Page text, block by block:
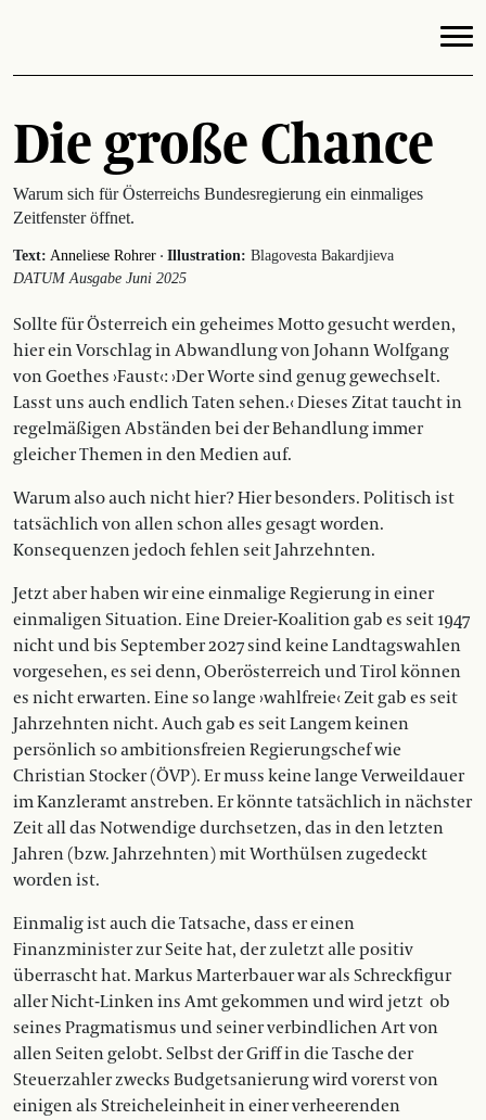
Die große Chance
Warum sich für Österreichs Bundesregierung ein einmaliges
Zeitfenster öffnet.
Text: Anneliese Rohrer · Illustration: Blagovesta Bakardjieva
DATUM Ausgabe Juni 2025
Sollte für Österreich ein geheimes Motto gesucht werden,
hier ein Vorschlag in Abwandlung von Johann Wolfgang
von Goethes ›Faust‹: ›Der Worte sind genug gewechselt.
Lasst uns auch endlich Taten sehen.‹ Dieses Zitat taucht in
regelmäßigen Abständen bei der Behandlung immer
gleicher Themen in den Medien auf.
Warum also auch nicht hier? Hier besonders. Politisch ist
tatsächlich von allen schon alles gesagt worden.
Konsequenzen jedoch fehlen seit Jahrzehnten.
Jetzt aber haben wir eine einmalige Regierung in einer
einmaligen Situation. Eine Dreier-Koalition gab es seit 1947
nicht und bis September 2027 sind keine Landtagswahlen
vorgesehen, es sei denn, Oberösterreich und Tirol können
es nicht erwarten. Eine so lange ›wahlfreie‹ Zeit gab es seit
Jahrzehnten nicht. Auch gab es seit Langem keinen
persönlich so ambitionsfreien Regierungschef wie
Christian Stocker (ÖVP). Er muss keine lange Verweildauer
im Kanzleramt anstreben. Er könnte tatsächlich in nächster
Zeit all das Notwendige durchsetzen, das in den letzten
Jahren (bzw. Jahrzehnten) mit Worthülsen zugedeckt
worden ist.
Einmalig ist auch die Tatsache, dass er einen
Finanzminister zur Seite hat, der zuletzt alle positiv
überrascht hat. Markus Marterbauer war als Schreckfigur
aller Nicht-Linken ins Amt gekommen und wird jetzt ob
seines Pragmatismus und seiner verbindlichen Art von
allen Seiten gelobt. Selbst der Griff in die Tasche der
Steuerzahler zwecks Budgetsanierung wird vorerst von
einigen als Streicheleinheit in einer verheerenden